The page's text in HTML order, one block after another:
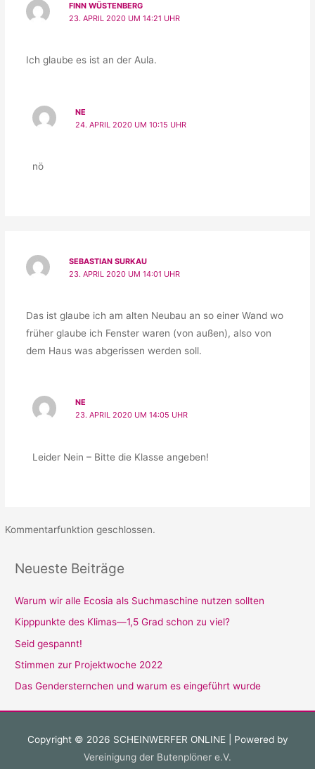
FINN WÜSTENBERG
23. APRIL 2020 UM 14:21 UHR
Ich glaube es ist an der Aula.
NE
24. APRIL 2020 UM 10:15 UHR
nö
SEBASTIAN SURKAU
23. APRIL 2020 UM 14:01 UHR
Das ist glaube ich am alten Neubau an so einer Wand wo
früher glaube ich Fenster waren (von außen), also von
dem Haus was abgerissen werden soll.
NE
23. APRIL 2020 UM 14:05 UHR
Leider Nein – Bitte die Klasse angeben!
Kommentarfunktion geschlossen.
Neueste Beiträge
Warum wir alle Ecosia als Suchmaschine nutzen sollten
Kipppunkte des Klimas—1,5 Grad schon zu viel?
Seid gespannt!
Stimmen zur Projektwoche 2022
Das Gendersternchen und warum es eingeführt wurde
Copyright © 2026 SCHEINWERFER ONLINE| Powered by
Vereinigung der Butenplöner e.V.